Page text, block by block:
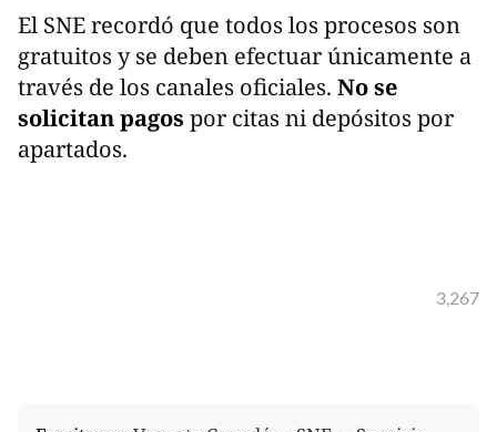
El SNE recordó que todos los procesos son
gratuitos y se deben efectuar únicamente a
través de los canales oficiales. No se
solicitan pagos por citas ni depósitos por
apartados.
3,267